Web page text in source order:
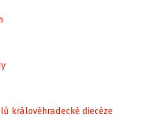
královéhradecké diecéze